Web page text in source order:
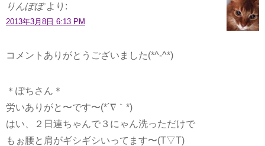
りんぽぽ より:
2013年3月8日 6:13 PM
コメントありがとうございました(*^-^*)
＊ぽちさん＊
労いありがと〜です〜(*´∇｀*)
はい、２日連ちゃんで３にゃん洗っただけで
もぉ腰と肩がギシギシいってます〜(T▽T)